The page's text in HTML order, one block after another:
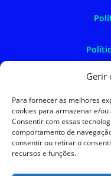
Gerir
Para fornecer as melhores
cookies para armazenar e/
Consentir com essas
comportamento de
consentir ou retirar o
recursos e funções.